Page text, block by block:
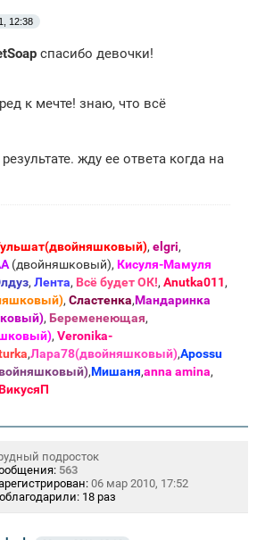
12:38
спасибо девочки!
к мечте! знаю, что всё
жду ее ответа когда на
, elgri,
(двойняшковый), Кисуля-Мамуля
, Лента, Всё будет ОК!, Anutka011,
, Сластенка,Мандаринка
, Беременеющая,
, Veronika-
,Лара78(двойняшковый),Apossu
,Мишаня,anna amina,
подросток
563
06 мар 2010, 17:52
18 раз